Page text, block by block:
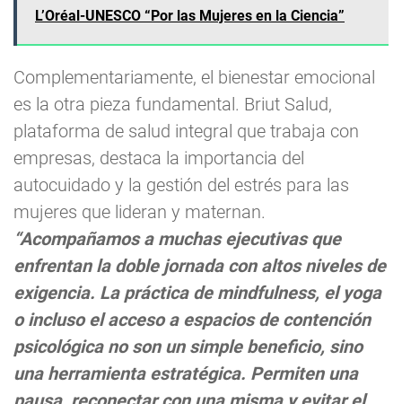
L’Oréal-UNESCO “Por las Mujeres en la Ciencia”
Complementariamente, el bienestar emocional
es la otra pieza fundamental. Briut Salud,
plataforma de salud integral que trabaja con
empresas, destaca la importancia del
autocuidado y la gestión del estrés para las
mujeres que lideran y maternan.
“Acompañamos a muchas ejecutivas que
enfrentan la doble jornada con altos niveles de
exigencia. La práctica de mindfulness, el yoga
o incluso el acceso a espacios de contención
psicológica no son un simple beneficio, sino
una herramienta estratégica. Permiten una